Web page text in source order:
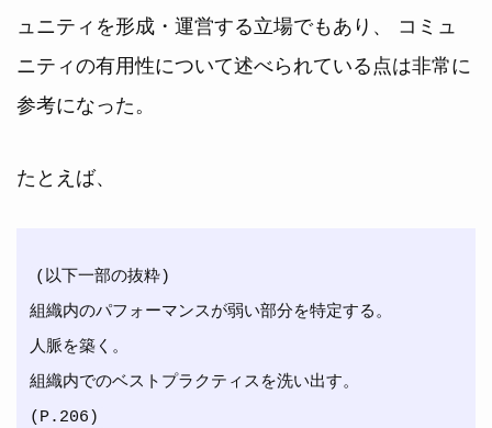
ュニティを形成・運営する立場でもあり、 コミュ
ニティの有用性について述べられている点は非常に
参考になった。
たとえば、
(以下一部の抜粋)
組織内のパフォーマンスが弱い部分を特定する。
人脈を築く。
組織内でのベストプラクティスを洗い出す。